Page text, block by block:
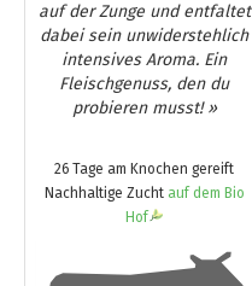
auf der Zunge und entfaltet
dabei sein unwiderstehlich
intensives Aroma. Ein
Fleischgenuss, den du
probieren musst! »
26 Tage am Knochen gereift
Nachhaltige Zucht auf dem Bio
Hof